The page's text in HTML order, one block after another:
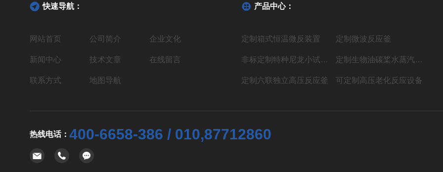
快速导航：
网站首页 公司简介 企业文化
新闻中心 技术文章 在线留言
联系方式 地图导航
产品中心：
定制箱式恒温微反装置 定制微波反应釜
非标定制特种尼龙小试聚合反应装置 定制生物油碳桨水蒸汽气化制氢液体燃料装置
定制六联独立高压反应釜 可定制高压老化反应设备
热线电话： 400-6658-386 / 010,87712860